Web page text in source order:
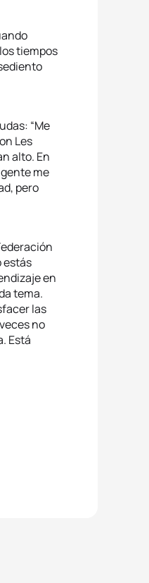
tiempos
“Me
Les
alto. En
me
pero
estás
en
tema.
las
no
Está